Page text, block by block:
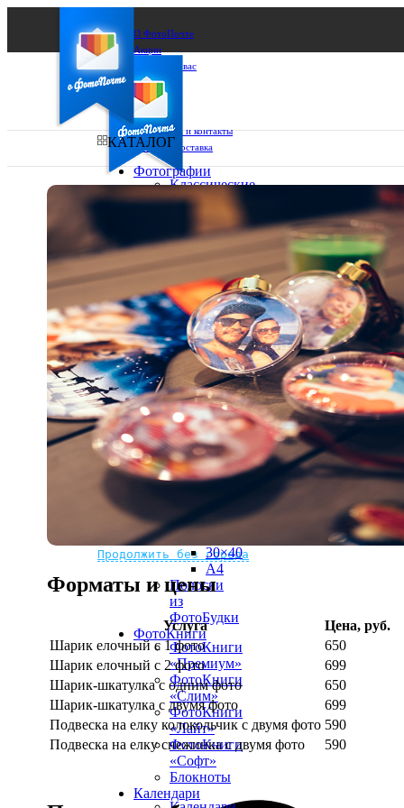
О ФотоПочте
Акции
Сделаем за вас
Бизнесу
FAQ
Франшиза
Поддержка и контакты
Оплата и доставка
Ваш город:
Ваш регион доставки
Выберите из списка:
Не нашли Ваш город?
Мы доставляем по всему миру
Продолжить без города
КАТАЛОГ
Фотографии
Классические
фото
10х10
10х15
15х20
20х20
20х30
30х30
30х40
А4
Фото
в
рамке
10х10
10×15
13×18
15×15
20×30
30×40
A4
Полоски
из
ФотоБудки
ФотоКниги
ФотоКниги
«Премиум»
ФотоКниги
«Слим»
ФотоКниги
«Лайт»
ФотоКниги
«Софт»
Блокноты
Календари
Форматы и цены
Услуга
Цена, руб.
Шарик елочный с 1 фото
650
Шарик елочный с 2 фото
699
Шарик-шкатулка с одним фото
650
Шарик-шкатулка с двумя фото
699
Подвеска на елку колокольчик с двумя фото 590
Подвеска на елку снежинка с двумя фото
590